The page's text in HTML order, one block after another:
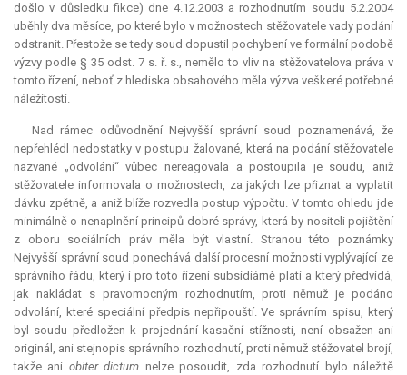
došlo v důsledkufikce) dne 4.12.2003 a rozhodnutím soudu 5.2.2004
uběhly dva měsíce, po které bylo v možnostech stěžovatele vady podání
odstranit. Přestože se tedy soud dopustil pochybení ve formální podobě
výzvy podle § 35 odst. 7 s. ř. s., nemělo to vliv na stěžovatelova práva v
tomto řízení, neboť z hlediska obsahového měla výzva veškeré potřebné
náležitosti.
Nad rámec odůvodnění Nejvyšší správní soud poznamenává, že
nepřehlédl nedostatky v postupu žalované, která na podání stěžovatele
nazvané „odvolání“ vůbec nereagovala a postoupila je soudu, aniž
stěžovatele informovala o možnostech, za jakých lze přiznat a vyplatit
dávku zpětně, a aniž blíže rozvedla postup výpočtu. V tomto ohledu jde
minimálně o nenaplnění principů dobré správy, která by nositeli pojištění
z oboru sociálních práv měla být vlastní. Stranou této poznámky
Nejvyšší správní soud ponechává další procesní možnosti vyplývající ze
správního řádu, který i pro toto řízení subsidiárně platí a který předvídá,
jak nakládat s pravomocným rozhodnutím, proti němuž je podáno
odvolání, které speciální předpis nepřipouští. Ve správním spisu, který
byl soudu předložen k projednání kasační stížnosti, není obsažen ani
originál, ani stejnopis správního rozhodnutí, proti němuž stěžovatel brojí,
takže ani obiter dictum nelze posoudit, zda rozhodnutí bylo náležitě